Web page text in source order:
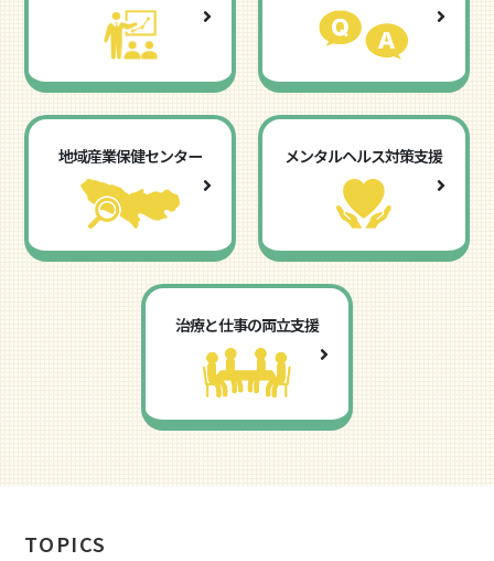
地域産業保健センター メンタルヘルス対策支援
治療と仕事の両立支援
TOPICS